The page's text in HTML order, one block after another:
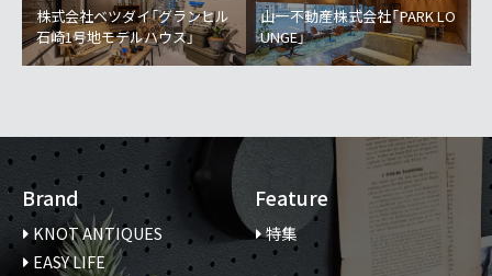
株式会社ベツダイ「グランヒル
石崎1号地モデルハウス」
山一不動産株式会社「PARK LO
UNGE」
Brand
KNOT ANTIQUES
EASY LIFE
Feature
特集